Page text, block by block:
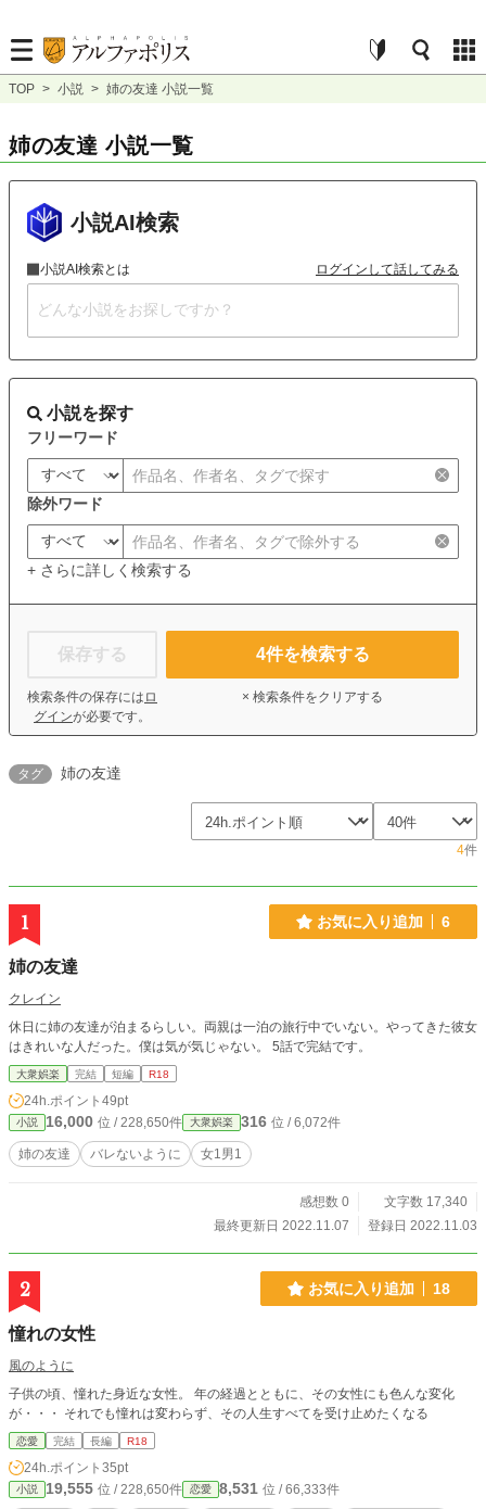
TOP > 小説 > 姉の友達 小説一覧
姉の友達 小説一覧
小説AI検索
小説AI検索とは ログインして話してみる
小説を探す
フリーワード
除外ワード
+ さらに詳しく検索する
保存する
検索条件の保存には ロ
グインが必要です。
4件を検索する
× 検索条件をクリアする
タグ 姉の友達
4件
1 お気に入り追加 6
姉の友達
クレイン
休日に姉の友達が泊まるらしい。両親は一泊の旅行中でいない。やってきた彼女
はきれいな人だった。僕は気が気じゃない。 5話で完結です。
大衆娯楽 完結 短編 R18
24h.ポイント 49pt
小説 16,000 位 / 228,650件 大衆娯楽 316 位 / 6,072件
姉の友達 バレないように 女1男1
感想数 0
文字数 17,340
最終更新日 2022.11.07
登録日 2022.11.03
2 お気に入り追加 18
憧れの女性
風のように
子供の頃、憧れた身近な女性。 年の経過とともに、その女性にも色んな変化
が・・・ それでも憧れは変わらず、その人生すべてを受け止めたくなる
恋愛 完結 長編 R18
24h.ポイント 35pt
小説 19,555 位 / 228,650件 恋愛 8,531 位 / 66,333件